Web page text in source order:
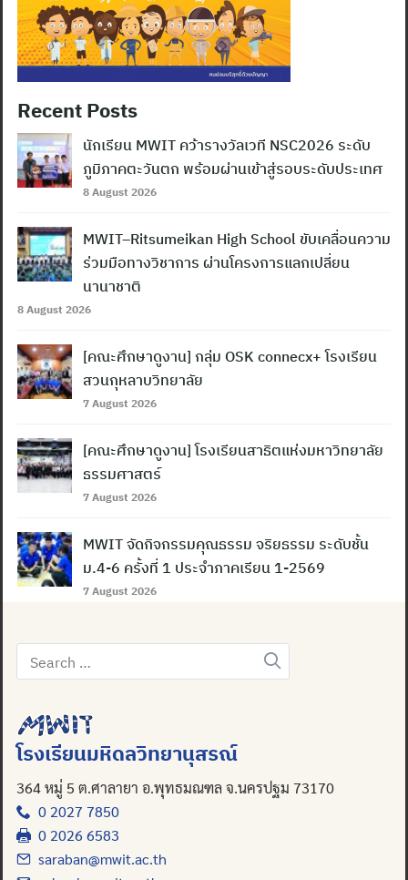
Search
Recent Posts
นักเรียน MWIT คว้ารางวัลเวที NSC2026 ระดับ
ภูมิภาคตะวันตก พร้อมผ่านเข้าสู่รอบระดับประเทศ
8 August 2026
MWIT–Ritsumeikan High School ขับเคลื่อนความ
ร่วมมือทางวิชาการ ผ่านโครงการแลกเปลี่ยน
นานาชาติ
8 August 2026
[คณะศึกษาดูงาน] กลุ่ม OSK connecx+ โรงเรียน
สวนกุหลาบวิทยาลัย
7 August 2026
[คณะศึกษาดูงาน] โรงเรียนสาธิตแห่งมหาวิทยาลัย
ธรรมศาสตร์
7 August 2026
MWIT จัดกิจกรรมคุณธรรม จริยธรรม ระดับชั้น
ม.4-6 ครั้งที่ 1 ประจำภาคเรียน 1-2569
7 August 2026
Search
for:
โรงเรียนมหิดลวิทยานุสรณ์
364 หมู่ 5 ต.ศาลายา อ.พุทธมณฑล จ.นครปฐม 73170
0 2027 7850
0 2026 6583
saraban@mwit.ac.th